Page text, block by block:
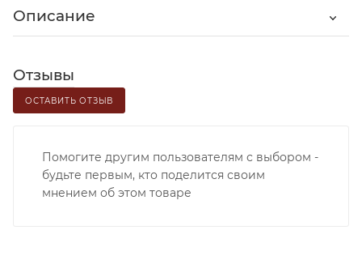
Описание
Отзывы
ОСТАВИТЬ ОТЗЫВ
Помогите другим пользователям с выбором -
будьте первым, кто поделится своим
мнением об этом товаре